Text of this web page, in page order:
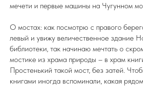
мечети и первые машины на Чугунном
О мостах: как посмотрю с правого
левый и увижу величественное здание
библиотеки, так начинаю мечтать о
мостике из храма природы – в храм
Простенький такой мост, без затей.
книгами иногда вспоминали, какая